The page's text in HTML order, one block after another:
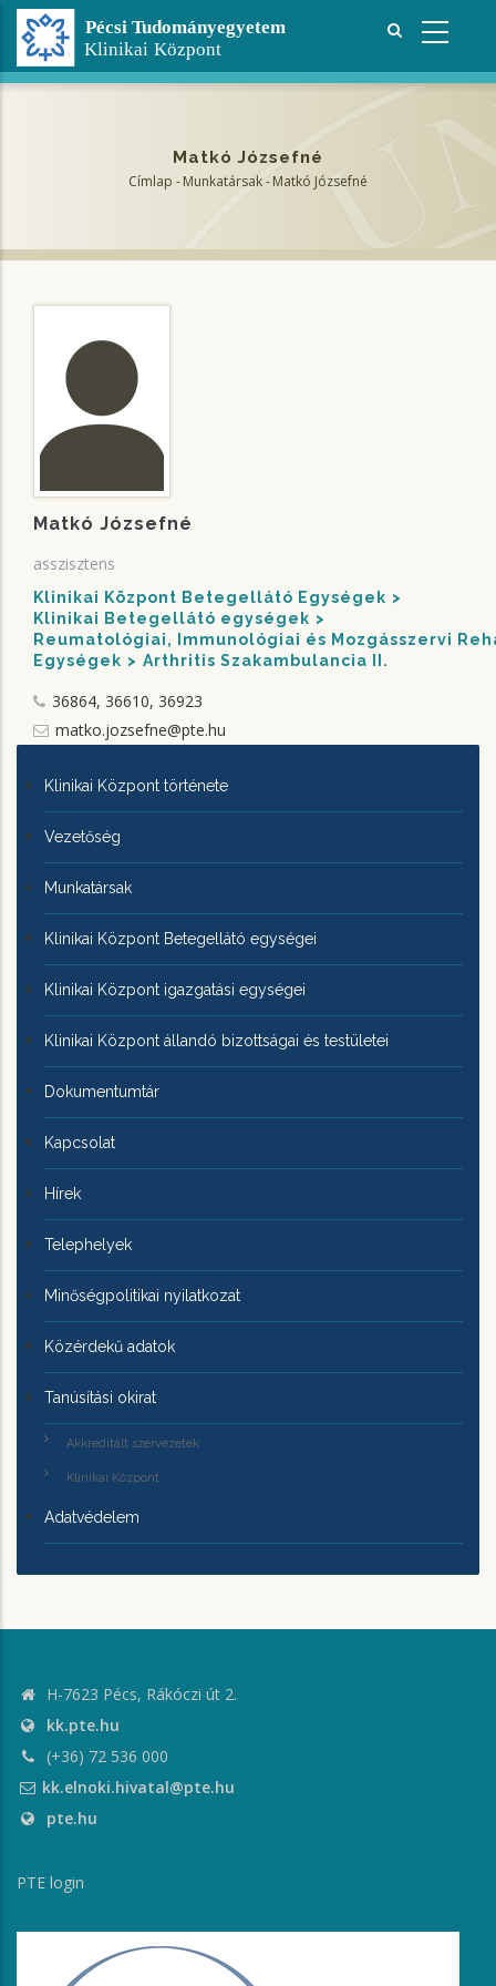
Ugrás
tartalomra
Matkó Józsefné
Címlap -Munkatársak-Matkó Józsefné
Matkó Józsefné
asszisztens
Klinikai Központ Betegellátó Egységek
Klinikai Betegellátó egységek
Reumatológiai, Immunológiai és Mozgásszervi
Egységek
Arthritis Szakambulancia II.
36864, 36610, 36923
matko.jozsefne@pte.hu
KLINIKAI
KÖZPONTRÓL
Klinikai Központ története
Vezetőség
Munkatársak
Klinikai Központ Betegellátó egységei
Klinikai Központ igazgatási egységei
Klinikai Központ állandó bizottságai és testületei
Dokumentumtár
Kapcsolat
Hírek
Telephelyek
Minőségpolitikai nyilatkozat
Közérdekű adatok
Tanúsítási okirat
Akkreditált szervezetek
Klinikai Központ
Adatvédelem
H-7623 Pécs, Rákóczi út 2.
kk.pte.hu
(+36) 72 536 000
kk.elnoki.hivatal@pte.hu
pte.hu
PTE login